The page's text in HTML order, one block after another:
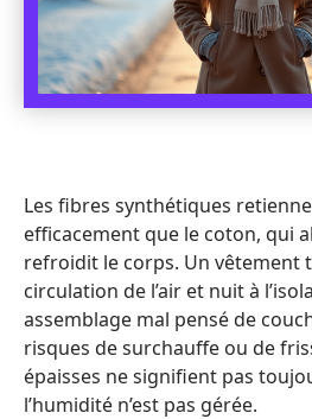
Les fibres synthétiques
efficacement que le coton, qui
refroidit le corps. Un vêtement
circulation de l’air et nuit à
assemblage mal pensé de
risques de surchauffe ou de
épaisses ne signifient pas
l’humidité n’est pas gérée.